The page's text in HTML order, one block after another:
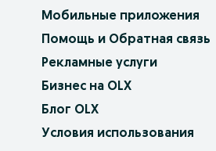
Мобильные приложения
Помощь и Обратная связь
Рекламные услуги
Бизнес на OLX
Блог OLX
Условия использования